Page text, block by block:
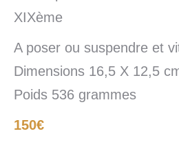
XIXème
A poser ou suspendre et
Dimensions 16,5 X 12,5
Poids 536 grammes
150€